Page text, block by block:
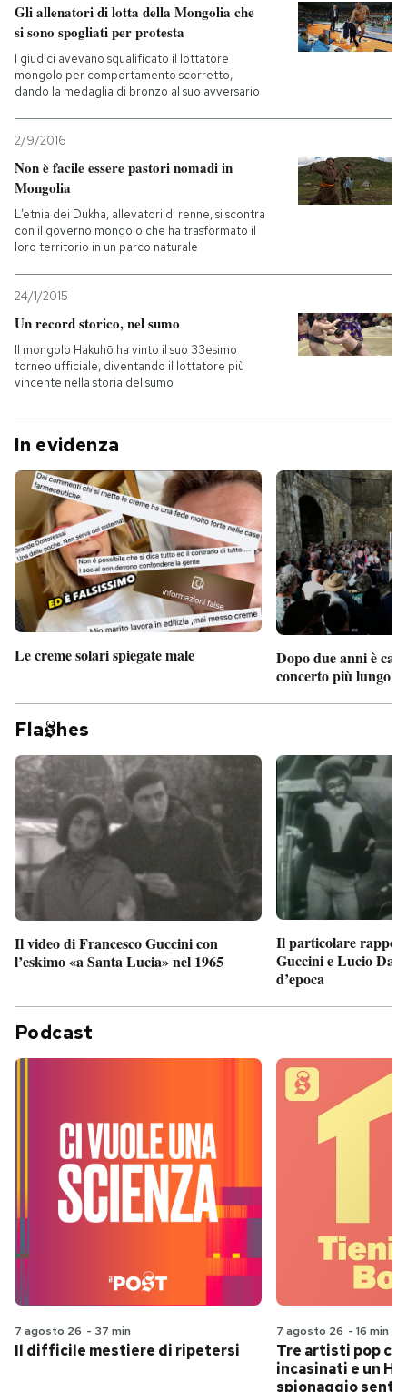
Gli allenatori di lotta della Mongolia che
si sono spogliati per protesta
I giudici avevano squalificato il lottatore
mongolo per comportamento scorretto,
dando la medaglia di bronzo al suo avversario
2/9/2016
Non è facile essere pastori nomadi in
Mongolia
L’etnia dei Dukha, allevatori di renne, si scontra
con il governo mongolo che ha trasformato il
loro territorio in un parco naturale
24/1/2015
Un record storico, nel sumo
Il mongolo Hakuhō ha vinto il suo 33esimo
torneo ufficiale, diventando il lottatore più
vincente nella storia del sumo
In evidenza
Le creme solari spiegate male
Dopo due anni è
concerto più lungo
Fla hes
Il video di Francesco Guccini con
l’eskimo «a Santa Lucia» nel 1965
Il particolare
Guccini e Lucio
d’epoca
Podcast
7 agosto 26 - 37 min
Il difficile mestiere di ripetersi
7 agosto 26 - 16 min
Tre artisti pop
incasinati e un
spionaggio